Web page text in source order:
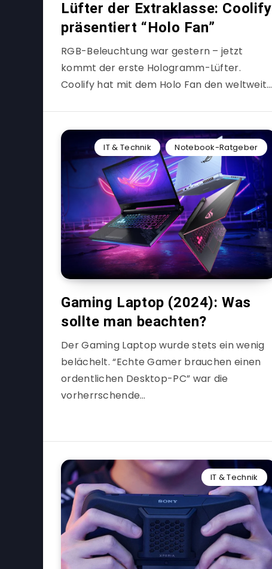
Lüfter der Extraklasse: Coolify
präsentiert “Holo Fan”
RGB-Beleuchtung war gestern – jetzt
kommt der erste Hologramm-Lüfter.
Coolify hat mit dem Holo Fan den weltweit…
IT & Technik Notebook-Ratgeber
Gaming Laptop (2024): Was
sollte man beachten?
Der Gaming Laptop wurde stets ein wenig
belächelt. “Echte Gamer brauchen einen
ordentlichen Desktop-PC” war die
vorherrschende…
IT & Technik